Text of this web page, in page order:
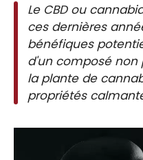
Le CBD ou
ces dernières
bénéfiques
d'un composé non
la plante de
propriétés